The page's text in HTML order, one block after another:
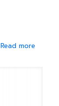
Read more